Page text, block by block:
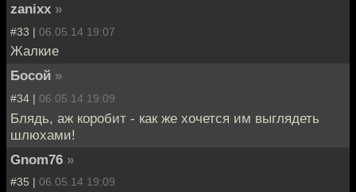
zanixx »
#33 | 06.05.14 19:07
Жалкие
Босой »
#34 | 06.05.14 19:09
Блядь, аж коробит - как же хочется им выглядеть
шлюхами!
Gnom76 »
#35 | 06.05.14 19:09